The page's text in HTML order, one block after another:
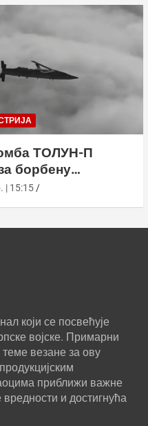
ТОЛУН-П
борбену
| 15:15
који се посвећује
војске. Примарни
везане за ову
приближи важне
и достигнућа